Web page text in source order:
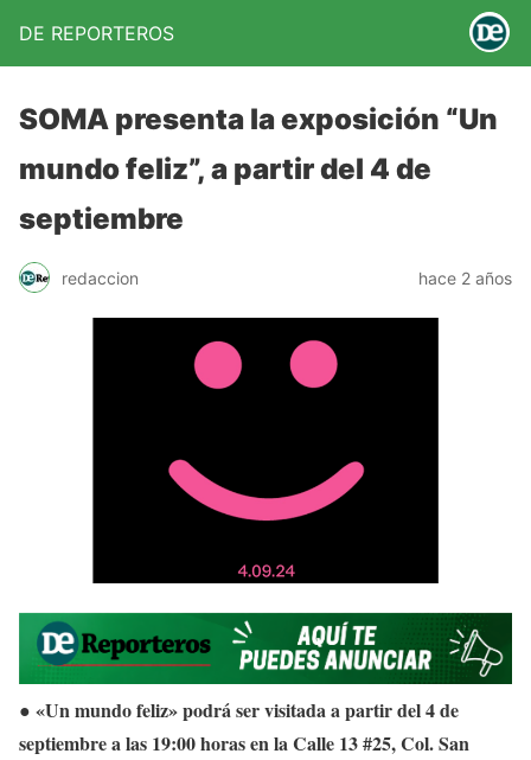
DE REPORTEROS
SOMA presenta la exposición “Un
mundo feliz”, a partir del 4 de
septiembre
redaccion hace 2 años
● «Un mundo feliz» podrá ser visitada a partir del 4 de
septiembre a las 19:00 horas en la Calle 13 #25, Col. San